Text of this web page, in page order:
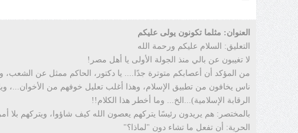
العنوان: مثلما تكونون يولى عليكم
التعليق: السلام عليكم ورحمة الله
لا تغيبون عن بالي منذ الجولة الأولى يا أهل مصر!
من المؤكد أن أعصابكم متوترة جدًا.... يا دكتور، الحاكم ممثل عن
ناس يخافون من تطبيق الإسلام، وهذا أغلب تعليل خوفهم من الأخوان...،
الرقابة الإسلامية)...الخ... وما أخطر هذا الكلام!!
بالمختصر: هم يريدون رئيسًا يتركهم يعصون الله كيف شاؤوا، ويتركهم بلا
الحرية: أن تفعل ما تشاء دون "لماذا؟"